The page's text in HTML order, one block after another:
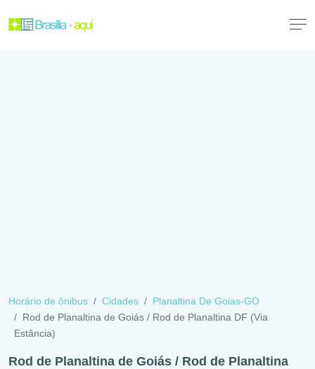
Horário de ônibus Cidades
Planaltina De Goias-GO
Rod de Planaltina de Goiás / Rod de Planaltina DF (Via
Estância)
Rod de Planaltina de Goiás / Rod de Planaltina